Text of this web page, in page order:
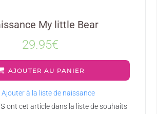
My little Bear
29.95€
AJOUTER AU PANIER
Ajouter à la liste de naissance
ont cet article dans la liste de souhaits